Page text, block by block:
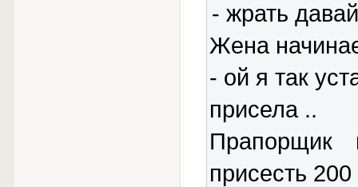
- жрать
Жена
- ой я так
присела ..
присесть 200